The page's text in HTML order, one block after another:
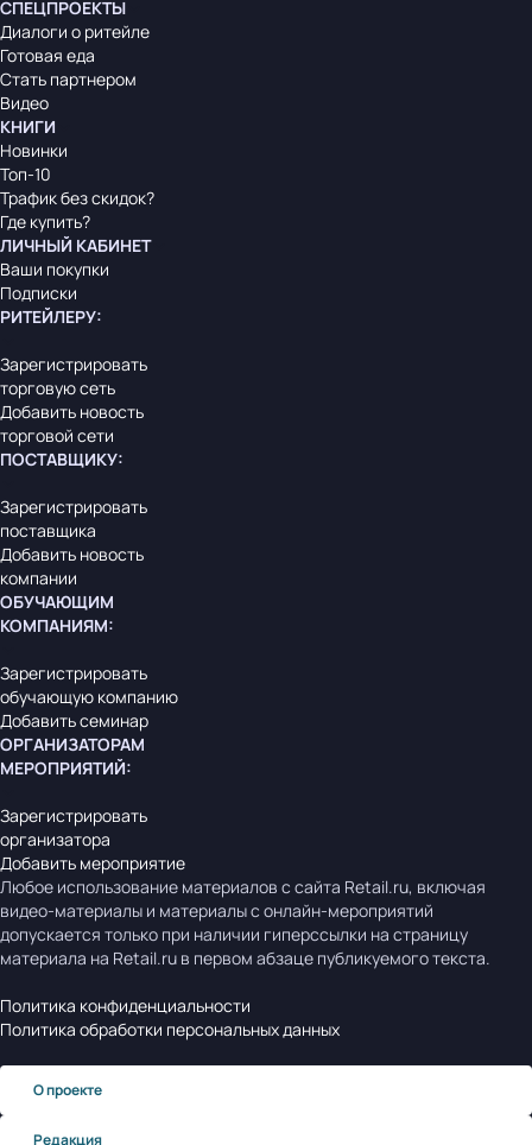
СПЕЦПРОЕКТЫ
Диалоги о ритейле
Готовая еда
Стать партнером
Видео
КНИГИ
Новинки
Топ-10
Трафик без скидок?
Где купить?
ЛИЧНЫЙ КАБИНЕТ
Ваши покупки
Подписки
РИТЕЙЛЕРУ:
Зарегистрировать
торговую сеть
Добавить новость
торговой сети
ПОСТАВЩИКУ:
Зарегистрировать
поставщика
Добавить новость
компании
ОБУЧАЮЩИМ
КОМПАНИЯМ:
Зарегистрировать
обучающую компанию
Добавить семинар
ОРГАНИЗАТОРАМ
МЕРОПРИЯТИЙ:
Зарегистрировать
организатора
Добавить мероприятие
Любое использование материалов с сайта Retail.ru, включая
видео-материалы и материалы с онлайн-мероприятий
допускается только при наличии гиперссылки на страницу
материала на Retail.ru в первом абзаце публикуемого текста.
Политика конфиденциальности
Политика обработки персональных данных
О проекте
Редакция